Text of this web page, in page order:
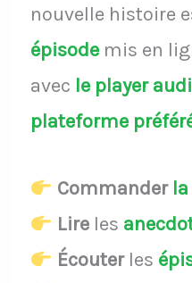
nouvelle histoire
épisodemis en
avec le player
plateforme
Commander
Lireles
Écouterles